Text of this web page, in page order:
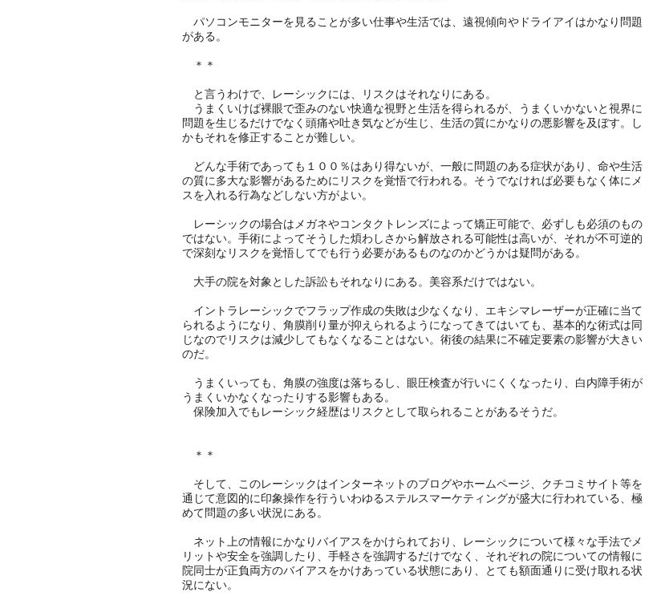
パソコンモニターを見ることが多い仕事や生活では、遠視傾向やドライアイはかなり問題
がある。
＊＊
と言うわけで、レーシックには、リスクはそれなりにある。
うまくいけば裸眼で歪みのない快適な視野と生活を得られるが、うまくいかないと視界に
問題を生じるだけでなく頭痛や吐き気などが生じ、生活の質にかなりの悪影響を及ぼす。し
かもそれを修正することが難しい。
どんな手術であっても１００％はあり得ないが、一般に問題のある症状があり、命や生活
の質に多大な影響があるためにリスクを覚悟で行われる。そうでなければ必要もなく体にメ
スを入れる行為などしない方がよい。
レーシックの場合はメガネやコンタクトレンズによって矯正可能で、必ずしも必須のもの
ではない。手術によってそうした煩わしさから解放される可能性は高いが、それが不可逆的
で深刻なリスクを覚悟してでも行う必要があるものなのかどうかは疑問がある。
大手の院を対象とした訴訟もそれなりにある。美容系だけではない。
イントラレーシックでフラップ作成の失敗は少なくなり、エキシマレーザーが正確に当て
られるようになり、角膜削り量が抑えられるようになってきてはいても、基本的な術式は同
じなのでリスクは減少してもなくなることはない。術後の結果に不確定要素の影響が大きい
のだ。
うまくいっても、角膜の強度は落ちるし、眼圧検査が行いにくくなったり、白内障手術が
うまくいかなくなったりする影響もある。
保険加入でもレーシック経歴はリスクとして取られることがあるそうだ。
＊＊
そして、このレーシックはインターネットのブログやホームページ、クチコミサイト等を
通じて意図的に印象操作を行ういわゆるステルスマーケティングが盛大に行われている、極
めて問題の多い状況にある。
ネット上の情報にかなりバイアスをかけられており、レーシックについて様々な手法でメ
リットや安全を強調したり、手軽さを強調するだけでなく、それぞれの院についての情報に
院同士が正負両方のバイアスをかけあっている状態にあり、とても額面通りに受け取れる状
況にない。